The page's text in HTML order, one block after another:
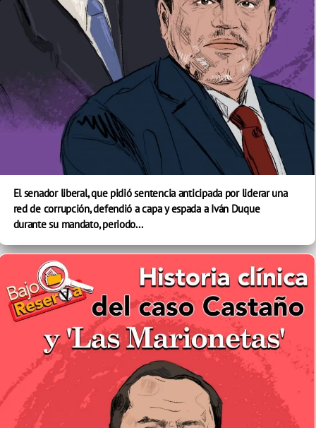
El senador liberal, que pidió sentencia anticipada por liderar una
red de corrupción, defendió a capa y espada a Iván Duque
durante su mandato, periodo...